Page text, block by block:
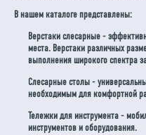
В нашем каталоге представлены:
Верстаки слесарные -
места. Верстаки различных
выполнения широкого спектра
Слесарные столы -
необходимым для комфортной
Тележки для инструмента -
инструментов и оборудования.